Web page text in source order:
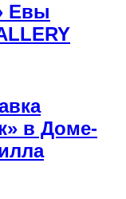
Евы
в Доме-